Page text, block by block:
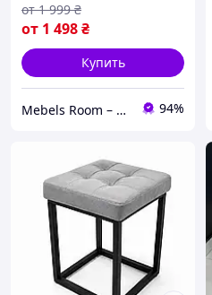
от 1 498₴
от 1 999 ₴
Купить
Mebels Room – ми за комфорт та зручність для вас 94%